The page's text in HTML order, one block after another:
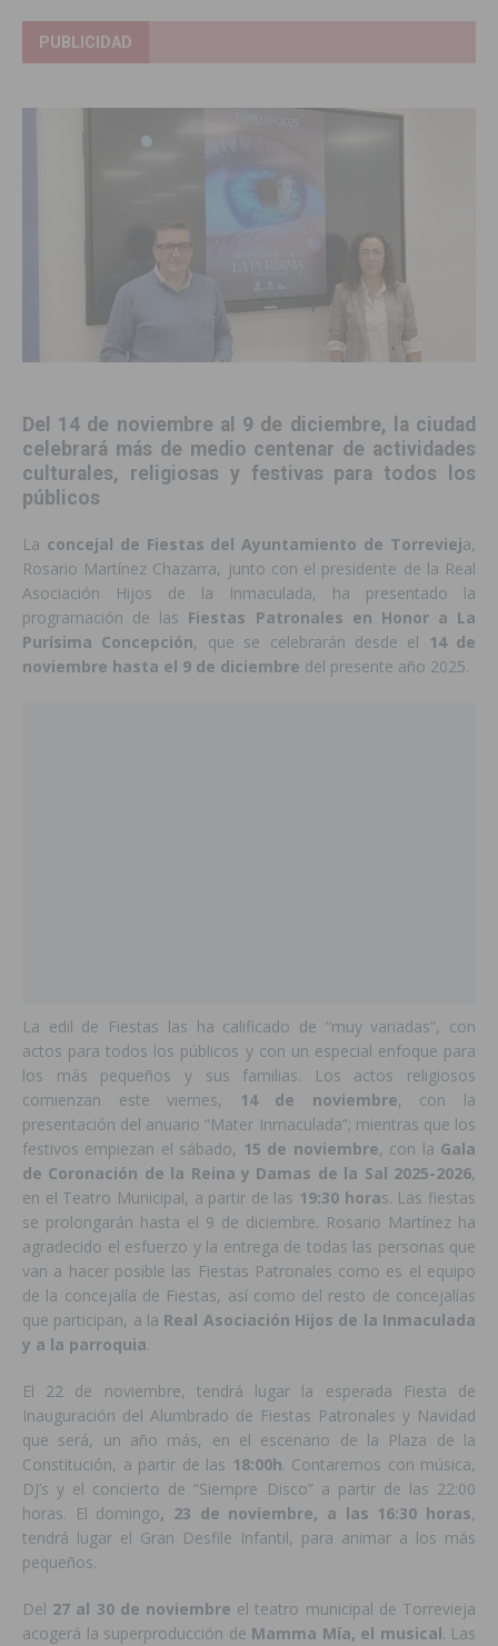
PUBLICIDAD
Del 14 de noviembre al 9 de diciembre, la ciudad
celebrará más de medio centenar de actividades
culturales, religiosas y festivas para todos los
públicos
La concejal de Fiestas del Ayuntamiento de Torrevieja,
Rosario Martínez Chazarra, junto con el presidente de la Real
Asociación Hijos de la Inmaculada, ha presentado la
programación de las Fiestas Patronales en Honor a La
Purísima Concepción, que se celebrarán desde el 14 de
noviembre hasta el 9 de diciembre del presente año 2025.
La edil de Fiestas las ha calificado de “muy variadas”, con
actos para todos los públicos y con un especial enfoque para
los más pequeños y sus familias. Los actos religiosos
comienzan este viernes, 14 de noviembre, con la
presentación del anuario “Mater Inmaculada”; mientras que los
festivos empiezan el sábado, 15 de noviembre, con la Gala
de Coronación de la Reina y Damas de la Sal 2025-2026,
en el Teatro Municipal, a partir de las 19:30 horas. Las fiestas
se prolongarán hasta el 9 de diciembre. Rosario Martínez ha
agradecido el esfuerzo y la entrega de todas las personas que
van a hacer posible las Fiestas Patronales como es el equipo
de la concejalía de Fiestas, así como del resto de concejalías
que participan, a la Real Asociación Hijos de la Inmaculada
y a la parroquia.
El 22 de noviembre, tendrá lugar la esperada Fiesta de
Inauguración del Alumbrado de Fiestas Patronales y Navidad
que será, un año más, en el escenario de la Plaza de la
Constitución, a partir de las 18:00h. Contaremos con música,
DJ’s y el concierto de “Siempre Disco” a partir de las 22:00
horas. El domingo, 23 de noviembre, a las 16:30 horas,
tendrá lugar el Gran Desfile Infantil, para animar a los más
pequeños.
Del 27 al 30 de noviembre el teatro municipal de Torrevieja
acogerá la superproducción de Mamma Mía, el musical. Las